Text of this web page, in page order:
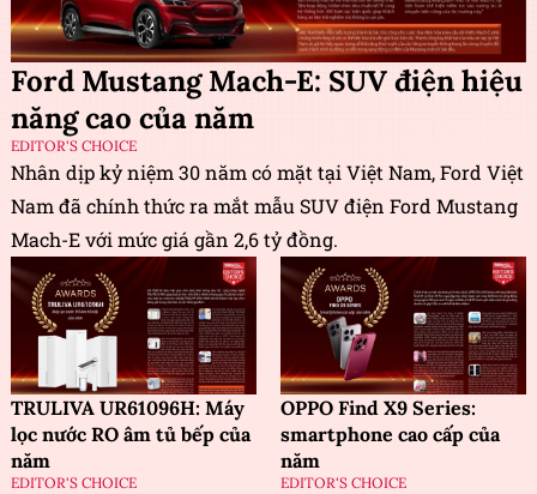
Ford Mustang Mach-E: SUV điện hiệu
năng cao của năm
EDITOR'S CHOICE
Nhân dịp kỷ niệm 30 năm có mặt tại Việt Nam, Ford Việt
Nam đã chính thức ra mắt mẫu SUV điện Ford Mustang
Mach-E với mức giá gần 2,6 tỷ đồng.
TRULIVA UR61096H: Máy
lọc nước RO âm tủ bếp của
năm
EDITOR'S CHOICE
OPPO Find X9 Series:
smartphone cao cấp của
năm
EDITOR'S CHOICE